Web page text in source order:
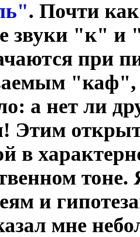
. Почти
звуки "к" и
при
"каф",
а нет ли
Этим
в
тоне.
и
мне